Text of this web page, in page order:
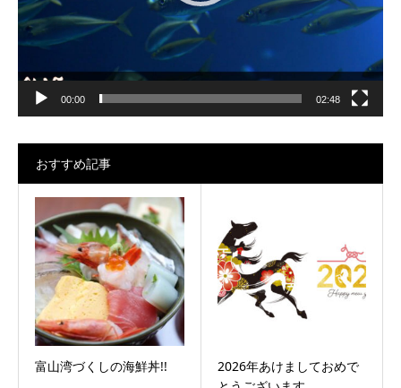
00:00 02:48
おすすめ記事
富山湾づくしの海鮮丼!!
2026年あけましておめで